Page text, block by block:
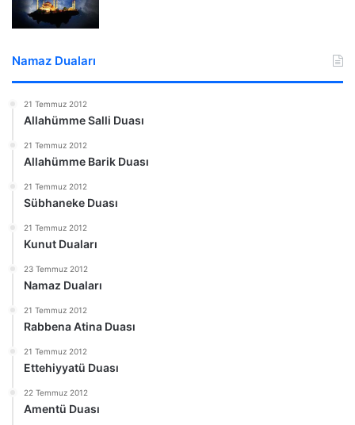
Namaz Duaları
21 Temmuz 2012
Allahümme Salli Duası
21 Temmuz 2012
Allahümme Barik Duası
21 Temmuz 2012
Sübhaneke Duası
21 Temmuz 2012
Kunut Duaları
23 Temmuz 2012
Namaz Duaları
21 Temmuz 2012
Rabbena Atina Duası
21 Temmuz 2012
Ettehiyyatü Duası
22 Temmuz 2012
Amentü Duası